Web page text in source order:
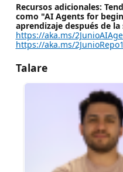
Recursos adicionales:
como "AI Agents for
aprendizaje después de la
https://aka.ms/
https://aka.ms/2JunioRepo1
Talare